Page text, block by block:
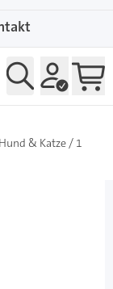
& Katze / 1